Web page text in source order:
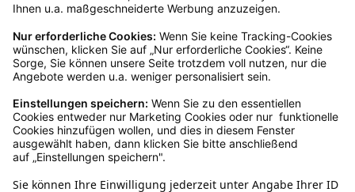
Mo – Fr 9 – 17 Uhr, Sa 9 – 13 Uhr
Ruf uns an